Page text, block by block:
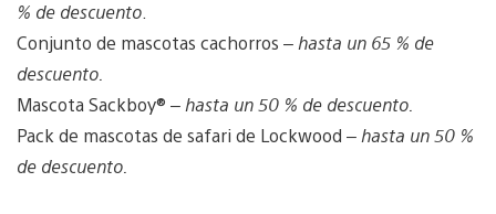
% de descuento
Conjunto de mascotas cachorros – hasta un 65 % de
descuento.
Mascota Sackboy® – hasta un 50 % de descuento.
Pack de mascotas de safari de Lockwood – hasta un 50 %
de descuento.